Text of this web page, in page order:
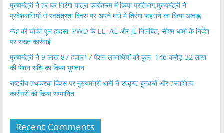
मुख्यमंत्री ने हर घर तिरंगा यात्रा कार्यक्रम में किया प्रतिभाग,मुख्यमंत्री ने
प्रदेशवासियों से स्वतंत्रता दिवस पर अपने घरों में तिरंगा फहराने का किया आवाह्न
नंदा की चौकी पुल हादसा: PWD के EE, AE और JE निलंबित, सीएम धामी के निर्देश
पर सख्त कार्रवाई
मुख्यमंत्री ने 9 लाख 87 हजार17 पेंशन लाभार्थियों को कुल 146 करोड़ 32 लाख
की पेंशन राशि का किया भुगतान
राष्ट्रीय हथकरघा दिवस पर मुख्यमंत्री धामी ने उत्कृष्ट बुनकरों और हस्तशिल्प
कारीगरों को किया सम्मानित
Recent Comments